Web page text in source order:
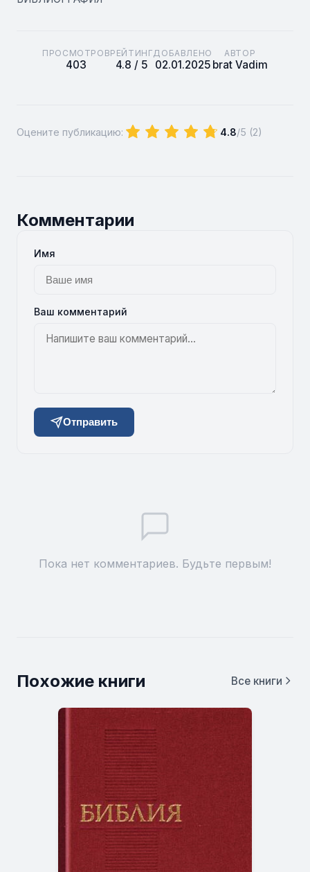
ПРОСМОТРОВ
403
РЕЙТИНГ
4.8 / 5
ДОБАВЛЕНО
02.01.2025
АВТОР
brat Vadim
Оцените публикацию: 4.8/5 (2)
Комментарии
Имя
Ваш комментарий
Отправить
Пока нет комментариев. Будьте первым!
Похожие книги Все книги